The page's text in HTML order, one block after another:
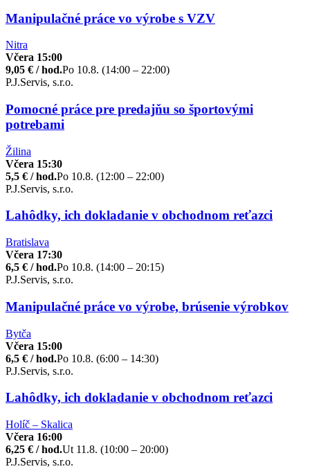
Manipulačné práce vo výrobe s VZV
Nitra
Včera 15:00
9,05 € / hod.Po 10.8. (14:00 – 22:00)
P.J.Servis, s.r.o.
Pomocné práce pre predajňu so športovými
potrebami
Žilina
Včera 15:30
5,5 € / hod.Po 10.8. (12:00 – 22:00)
P.J.Servis, s.r.o.
Lahôdky, ich dokladanie v obchodnom reťazci
Bratislava
Včera 17:30
6,5 € / hod.Po 10.8. (14:00 – 20:15)
P.J.Servis, s.r.o.
Manipulačné práce vo výrobe, brúsenie výrobkov
Bytča
Včera 15:00
6,5 € / hod.Po 10.8. (6:00 – 14:30)
P.J.Servis, s.r.o.
Lahôdky, ich dokladanie v obchodnom reťazci
Holíč – Skalica
Včera 16:00
6,25 € / hod.Ut 11.8. (10:00 – 20:00)
P.J.Servis, s.r.o.